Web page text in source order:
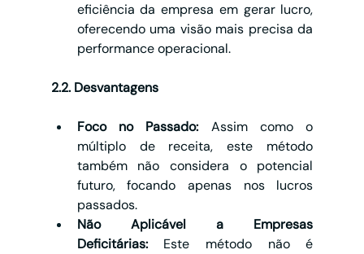
eficiência da empresa em gerar lucro,
oferecendo uma visão mais precisa da
performance operacional.
2.2. Desvantagens
Foco no Passado: Assim como o
múltiplo de receita, este método
também não considera o potencial
futuro, focando apenas nos lucros
passados.
Não Aplicável a Empresas
Deficitárias: Este método não é